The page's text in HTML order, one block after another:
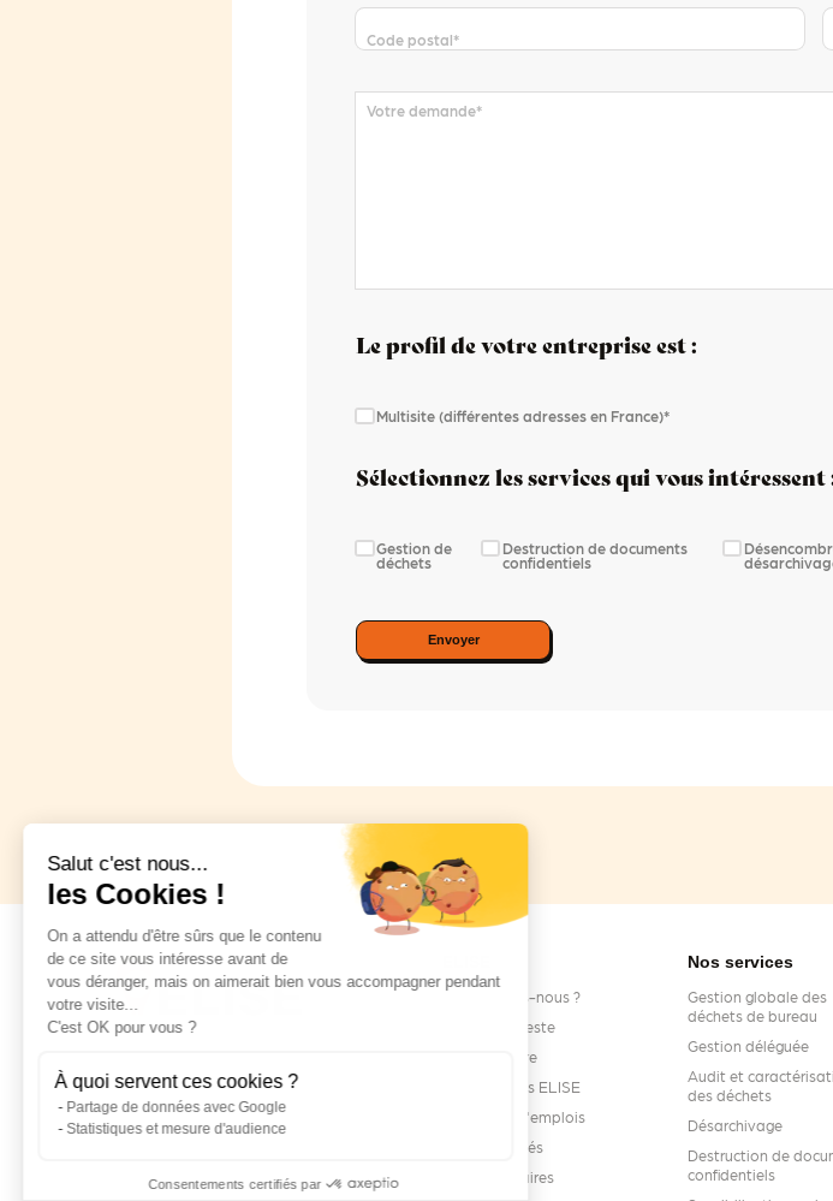
Code postal*
Votre demande*
Le profil de votre entreprise est :
Multisite (différentes adresses en France)*
Sélectionnez les services qui vous intéressent
Gestion de
déchets
Destruction de documents
confidentiels
Envoyer
Qui sommes-nous ?
Notre manifeste
Notre histoire
Tous les sites ELISE
Nos offres d'emplois
Nos actualités
Nos partenaires
Nos services
Gestion globale des
déchets de bureau
Gestion déléguée
Audit et
des déchets
Désarchivage
Destruction de
confidentiels
Salut c'est nous...
les Cookies !
On a attendu d'être sûrs que le contenu
de ce site vous intéresse avant de
vous déranger, mais on aimerait bien vous accompagner pendant
votre visite...
C'est OK pour vous ?
À quoi servent ces cookies ?
Partage de données avec Google
Statistiques et mesure d'audience
Consentements certifiés par